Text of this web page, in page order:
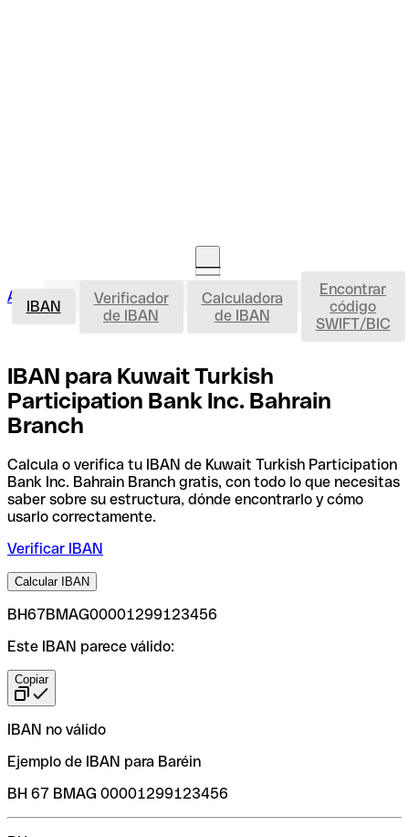
Acceso clientesAbrir cuenta IBAN
IBAN
Verificador
de IBAN
Calculadora
de IBAN
Encontrar
código
SWIFT/BIC
IBAN para Kuwait Turkish
Participation Bank Inc. Bahrain
Branch
Calcula o verifica tu IBAN de Kuwait Turkish Participation
Bank Inc. Bahrain Branch gratis, con todo lo que necesitas
saber sobre su estructura, dónde encontrarlo y cómo
usarlo correctamente.
Verificar IBAN
Calcular IBAN
BH67BMAG00001299123456
Este IBAN parece válido:
Copiar
IBAN no válido
Ejemplo de IBAN para Baréin
BH 67 BMAG 00001299123456